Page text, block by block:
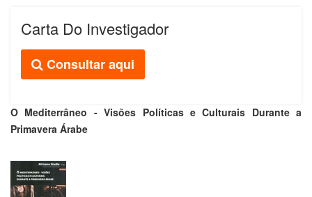
Carta Do Investigador
Consultar aqui
O Mediterrâneo - Visões Políticas e Culturais Durante a
Primavera Árabe